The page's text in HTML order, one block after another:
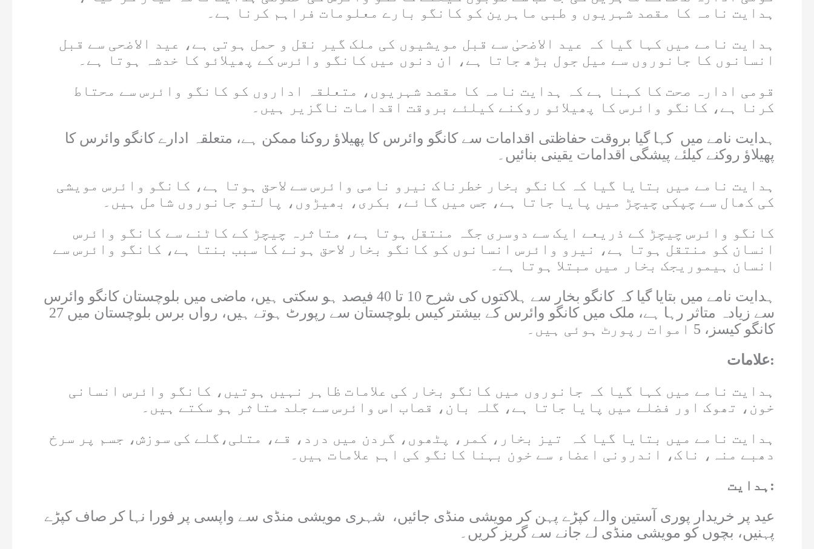
ہدایت نامہ کا مقصد شہریوں و طبی ماہرین کو کانگو بارے معلومات فراہم کرنا ہے۔
ہدایت نامے میں کہا گیا کہ عید الاضحیٰ سے قبل مویشیوں کی ملک گیر نقل و حمل ہوتی ہے، عید الاضحی سے قبل
انسانوں کا جانوروں سے میل جول بڑھ جاتا ہے، ان دنوں میں کانگو وائرس کے پھیلائو کا خدشہ ہوتا ہے۔
کرنا ہے، کانگو وائرس کا پھیلائو روکنے کیلئے بروقت اقدامات ناگزیر ہیں۔
ہدایت نامے میں کہا گیا بروقت حفاظتی اقدامات سے کانگو وائرس کا پھیلاؤ روکنا ممکن ہے، متعلقہ ادارے کانگو وائرس کا
پھیلاؤ روکنے کیلئے پیشگی اقدامات یقینی بنائیں۔
ہدایت نامے میں بتایا گیا کہ کانگو بخار خطرناک نیرو نامی وائرس سے لاحق ہوتا ہے، کانگو وائرس مویشی
کی کھال سے چپکی چیچڑ میں پایا جاتا ہے، جس میں گائے، بکری، بھیڑوں، پالتو جانوروں شامل ہیں۔
کانگو وائرس چیچڑ کے ذریعے ایک سے دوسری جگہ منتقل ہوتا ہے، متاثرہ چیچڑ کے کاٹنے سے کانگو وائرس
انسان کو منتقل ہوتا ہے، نیرو وائرس انسانوں کو کانگو بخار لاحق ہونے کا سبب بنتا ہے، کانگو وائرس سے
انسان ہیموریجک بخار میں مبتلا ہوتا ہے۔
ہدایت نامے میں بتایا گیا کہ کانگو بخار سے ہلاکتوں کی شرح 10 تا 40 فیصد ہو سکتی ہیں، ماضی میں بلوچستان کانگو وائرس
سے زیادہ متاثر رہا ہے، ملک میں کانگو وائرس کے بیشتر کیس بلوچستان سے رپورٹ ہوتے ہیں، رواں برس بلوچستان میں 27
کانگو کیسز، 5 اموات رپورٹ ہوئی ہیں۔
علامات:
خون، تھوک اور فضلے میں پایا جاتا ہے، گلہ بان، قصاب اس وائرس سے جلد متاثر ہو سکتے ہیں۔
ہدایت نامے میں بتایا گیا کہ تیز بخار، کمر، پٹھوں، گردن میں درد، قے، متلی،گلے کی سوزش، جسم پر سرخ
دھبے منہ، ناک، اندرونی اعضاء سے خون بہنا کانگو کی اہم علامات ہیں۔
ہدایت:
عید پر خریدار پوری آستین والے کپڑے پہن کر مویشی منڈی جائیں، شہری مویشی منڈی سے واپسی پر فورا نہا کر صاف کپڑے
پہنیں، بچوں کو مویشی منڈی لے جانے سے گریز کریں۔